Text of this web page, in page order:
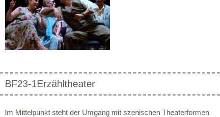
BF23-1Erzähltheater
Im Mittelpunkt steht der Umgang mit szenischen Theaterformen